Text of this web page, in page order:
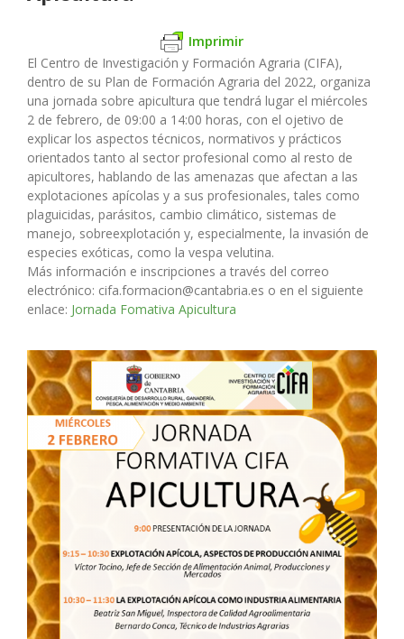
Imprimir
El Centro de Investigación y Formación Agraria (CIFA),
dentro de su Plan de Formación Agraria del 2022, organiza
una jornada sobre apicultura que tendrá lugar el miércoles
2 de febrero, de 09:00 a 14:00 horas, con el ojetivo de
explicar los aspectos técnicos, normativos y prácticos
orientados tanto al sector profesional como al resto de
apicultores, hablando de las amenazas que afectan a las
explotaciones apícolas y a sus profesionales, tales como
plaguicidas, parásitos, cambio climático, sistemas de
manejo, sobreexplotación y, especialmente, la invasión de
especies exóticas, como la vespa velutina.
Más información e inscripciones a través del correo
electrónico: cifa.formacion@cantabria.es o en el siguiente
enlace: Jornada Fomativa Apicultura